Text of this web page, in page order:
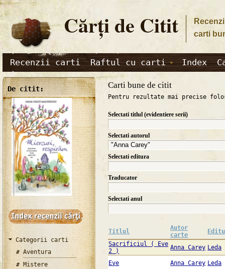
Cărţi de Citit
carti
Recenzii carti Raftul cu carti Index
De citit:
Categorii carti
Aventura
Mistere
Carti bune de citit
Pentru rezultate mai precise
Selectati titlul (evidentiere serii)
Selectati autorul
Selectati editura
Traducator
Selectati anul
Titlul
Autor
carte
Sacrificiul ( Eve
2 )
Anna Carey Leda
Eve Anna Carey Leda